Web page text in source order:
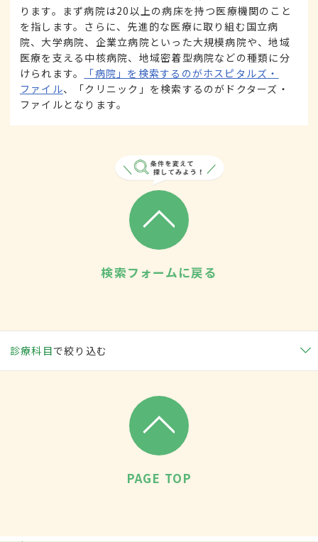
ります。まず病院は20以上の病床を持つ医療機関のこと
を指します。さらに、先進的な医療に取り組む国立病
院、大学病院、企業立病院といった大規模病院や、地域
医療を支える中核病院、地域密着型病院などの種類に分
けられます。
「病院」を検索するのがホスピタルズ・
ファイル、「クリニック」を検索するのがドクターズ・
ファイルとなります。
検索フォームに戻る
診療科目で絞り込む
PAGE TOP